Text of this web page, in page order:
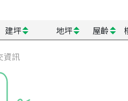
建坪 地坪 屋齡
資訊